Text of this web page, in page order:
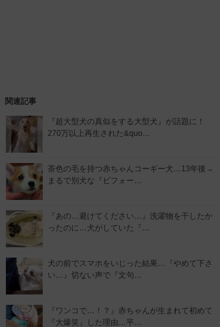
関連記事
『超大型犬の真似をする大型犬』が話題に！
270万以上再生された&quo…
茶色の毛を持つ赤ちゃんコーギー犬…13年後→
まるで別犬な『ビフォー…
『あの…避けてください…』洗濯物を干したか
ったのに…犬がしていた『…
犬の前でスマホをいじった結果…『やめて下さ
い…』切ない声で『文句…
『ワンコで…！？』赤ちゃんが生まれて初めて
『大爆笑』した理由…平…